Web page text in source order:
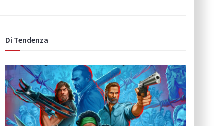
Di Tendenza